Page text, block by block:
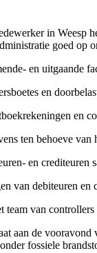
in Weesp
goed op
en uitgaande
en
en
ten behoeve
en crediteuren
van debiteuren en
team van
aan de
fossiele